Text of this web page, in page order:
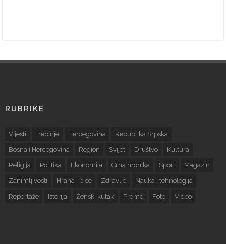
RUBRIKE
Vijesti Trebinje Hercegovina Republika Srpska
Bosna i Hercegovina Region Svijet Društvo Kultura
Religija Politika Ekonomija Crna hronika Sport Magazin
Zanimljivosti Hrana i piće Zdravlje Nauka i tehnologija
Reportaže Istorija Ženski kutak Promo Foto Video